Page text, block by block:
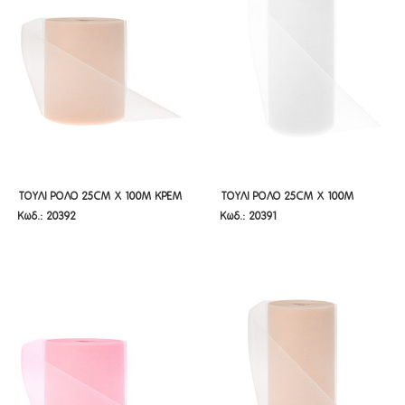
ΤΟΥΛΙ ΡΟΛΟ 25CM X 100M ΚΡΕΜ
ΤΟΥΛΙ ΡΟΛΟ 25CM X 100M ΚΡΕΜ
Κωδ.: 20392
ΤΟΥΛΙ ΡΟΛΟ 25CM X 100M
ΛΕΥΚΟ
ΤΟΥΛΙ ΡΟΛΟ 25CM X 100M
ΛΕΥΚΟ
Κωδ.: 20391